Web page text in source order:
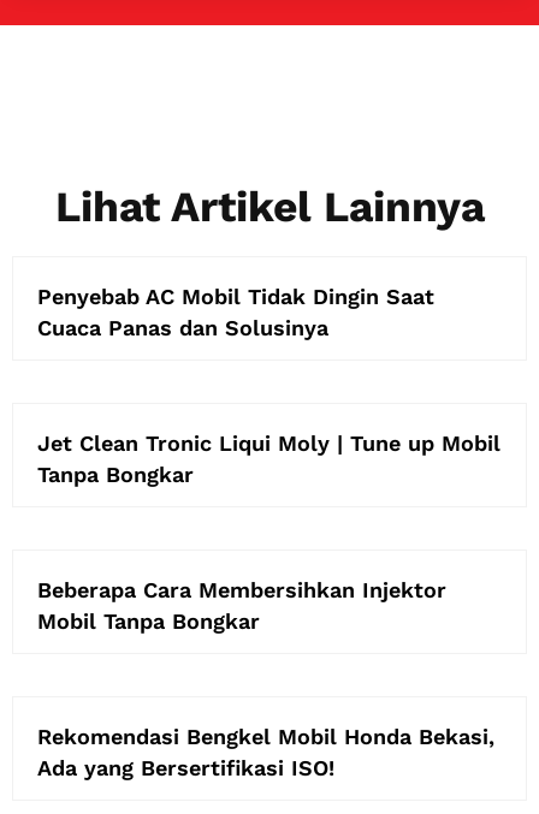
Lihat Artikel Lainnya
Penyebab AC Mobil Tidak Dingin Saat
Cuaca Panas dan Solusinya
Jet Clean Tronic Liqui Moly | Tune up Mobil
Tanpa Bongkar
Beberapa Cara Membersihkan Injektor
Mobil Tanpa Bongkar
Rekomendasi Bengkel Mobil Honda Bekasi,
Ada yang Bersertifikasi ISO!